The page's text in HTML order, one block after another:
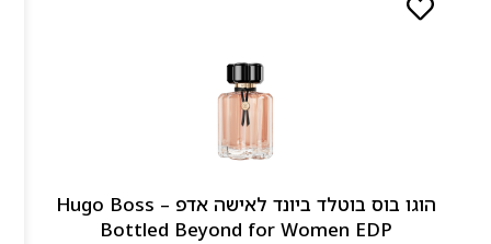
הוגו בוס בוטלד ביונד לאישה אדפ – Hugo Boss
Bottled Beyond for Women EDP